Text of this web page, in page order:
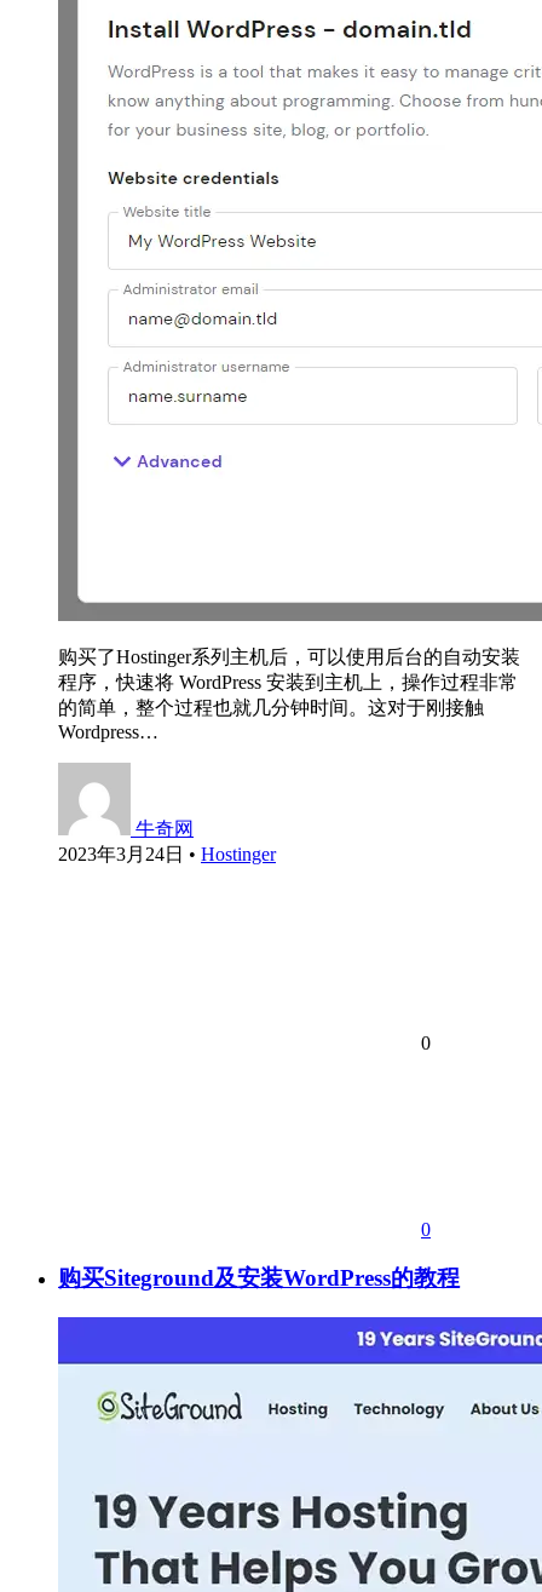
购买了Hostinger系列主机后，可以使用后台的自动安装
程序，快速将 WordPress 安装到主机上，操作过程非常
的简单，整个过程也就几分钟时间。这对于刚接触
Wordpress…
牛奇网
2023年3月24日 • Hostinger
0
0
购买Siteground及安装WordPress的教程